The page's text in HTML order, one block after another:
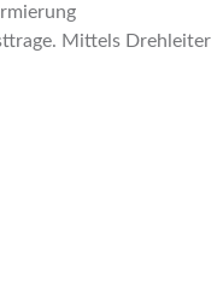
Mittels Drehleiter